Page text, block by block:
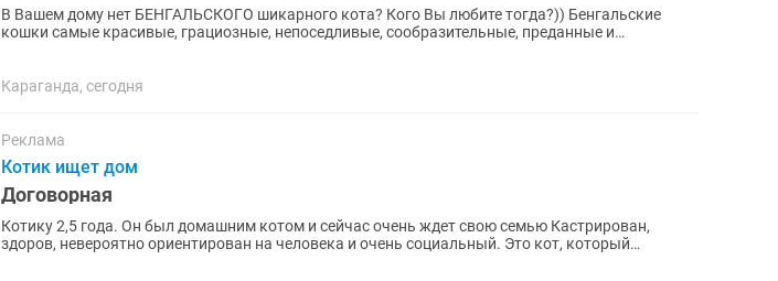
В Вашем дому нет БЕНГАЛЬСКОГО шикарного кота? Кого Вы любите тогда?)) Бенгальские
кошки самые красивые, грациозные, непоседливые, сообразительные, преданные и
Караганда, сегодня
Реклама
Котик ищет дом
Договорная
Котику 2,5 года. Он был домашним котом и сейчас очень ждет свою семью Кастрирован,
здоров, невероятно ориентирован на человека и очень социальный. Это кот, который